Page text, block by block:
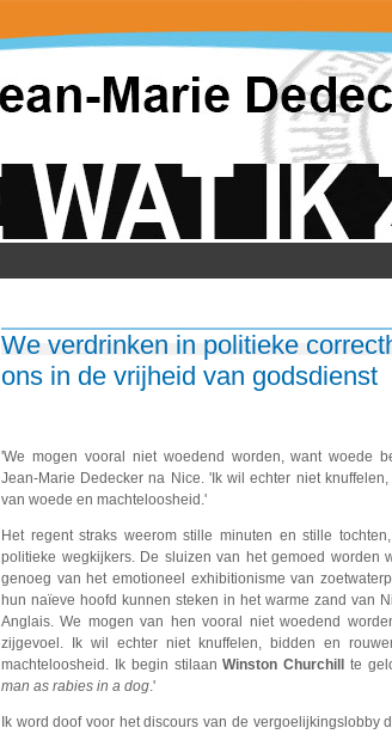
We verdrinken in politieke
ons in de vrijheid van godsdienst
'We mogen vooral niet woedend worden, want woede
Jean-Marie Dedecker na Nice. 'Ik wil echter niet
van woede en machteloosheid.'
Het regent straks weerom stille minuten en stille
politieke wegkijkers. De sluizen van het gemoed worden
genoeg van het emotioneel exhibitionisme van
hun naïeve hoofd kunnen steken in het warme zand van
Anglais. We mogen van hen vooral niet woedend
zijgevoel. Ik wil echter niet knuffelen, bidden en
machteloosheid. Ik begin stilaan Winston Churchill te
man as rabies in a dog.'
Ik word doof voor het discours van de vergoelijkingslobby